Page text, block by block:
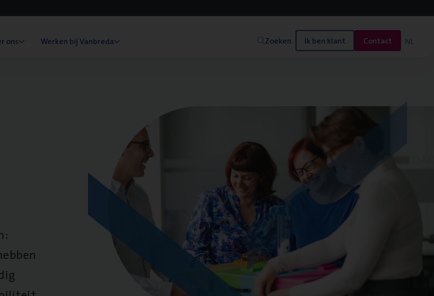
ons Werken bij Vanbreda Zoeken Ik ben klant Contact NL